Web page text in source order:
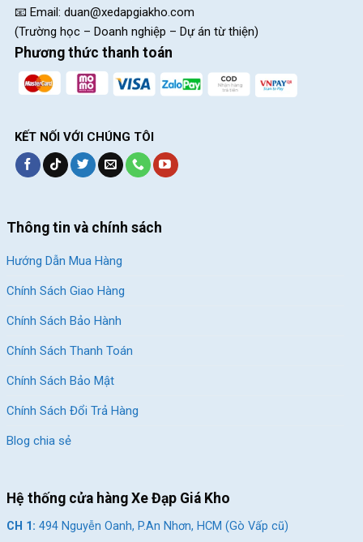
mọi loại yên xe, đáp ứng mọi nhu cầu từ đi làm hằng ngày đến
các chuyến đi đường dài. Mua ngay tại
cửa hàng Xe Đạp Giá
Kho hoặc gọi hotline 028 9996 5775 để có giá ưu đãi ngay hôm
nay.
Xem ngay bọc yên xe đạp bền, đẹp
Yên Xe Đạp E23 Dạng Béo
322/36 An Dương Vương, P.Chợ Quán, HCM (Quận
5 cũ)
cũ)
📧 Email: duan@xedapgiakho.com
(Trường học – Doanh nghiệp – Dự án từ thiện)
Phương thức thanh toán
KẾT NỐI VỚI CHÚNG TÔI
Thông tin và chính sách
Hướng Dẫn Mua Hàng
Chính Sách Giao Hàng
Chính Sách Bảo Hành
Chính Sách Thanh Toán
Chính Sách Bảo Mật
Chính Sách Đổi Trả Hàng
Blog chia sẻ
Hệ thống cửa hàng Xe Đạp Giá Kho
CH 1: 494 Nguyễn Oanh, P.An Nhơn, HCM (Gò Vấp cũ)